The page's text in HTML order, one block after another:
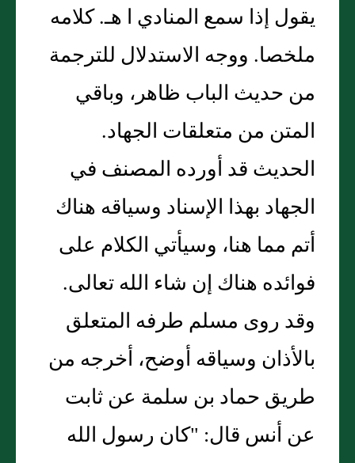
يقول إذا سمع المنادي ا هـ. كلامه
ملخصا. ووجه الاستدلال للترجمة
من حديث الباب ظاهر، وباقي
المتن من متعلقات الجهاد.
الحديث قد أورده المصنف في
الجهاد بهذا الإسناد وسياقه هناك
أتم مما هنا، وسيأتي الكلام على
فوائده هناك إن شاء الله تعالى.
وقد روى مسلم طرفه المتعلق
بالأذان وسياقه أوضح، أخرجه من
طريق حماد بن سلمة عن ثابت
عن أنس قال: "كان رسول الله